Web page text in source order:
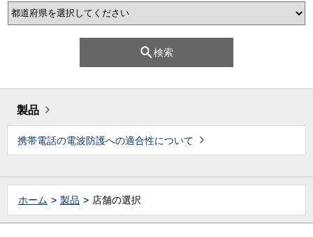
検索
製品
携帯電話の電波防護への適合性について
ホーム 製品 店舗の選択